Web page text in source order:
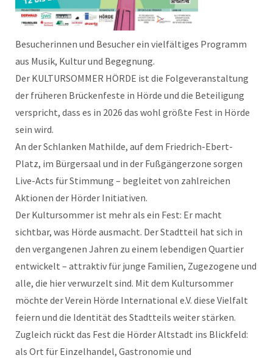
Besucherinnen und Besucher ein vielfältiges Programm
aus Musik, Kultur und Begegnung.
Der KULTURSOMMER HÖRDE ist die Folgeveranstaltung
der früheren Brückenfeste in Hörde und die Beteiligung
verspricht, dass es in 2026 das wohl größte Fest in Hörde
sein wird.
An der Schlanken Mathilde, auf dem Friedrich-Ebert-
Platz, im Bürgersaal und in der Fußgängerzone sorgen
Live-Acts für Stimmung – begleitet von zahlreichen
Aktionen der Hörder Initiativen.
Der Kultursommer ist mehr als ein Fest: Er macht
sichtbar, was Hörde ausmacht. Der Stadtteil hat sich in
den vergangenen Jahren zu einem lebendigen Quartier
entwickelt – attraktiv für junge Familien, Zugezogene und
alle, die hier verwurzelt sind. Mit dem Kultursommer
möchte der Verein Hörde International e.V. diese Vielfalt
feiern und die Identität des Stadtteils weiter stärken.
Zugleich rückt das Fest die Hörder Altstadt ins Blickfeld:
als Ort für Einzelhandel, Gastronomie und